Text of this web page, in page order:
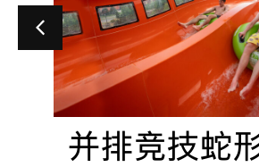
并排竞技蛇